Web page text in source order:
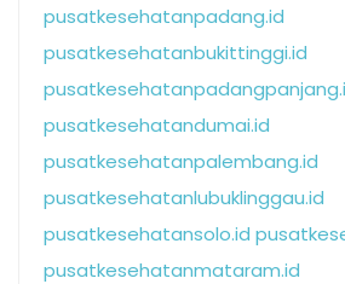
pusatkesehatanpadang.id
pusatkesehatanbukittinggi.id
pusatkesehatandumai.id
pusatkesehatanpalembang.id
pusatkesehatanlubuklinggau.id
pusatkesehatansolo.id
pusatkesehatanmataram.id